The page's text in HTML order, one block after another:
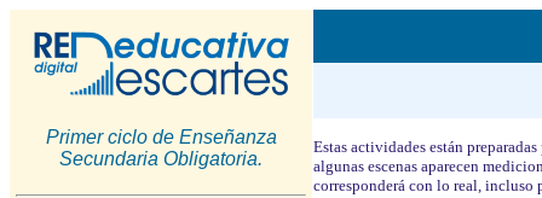
Primer ciclo de Enseñanza
Secundaria Obligatoria.
Estas actividades están
algunas escenas aparecen
corresponderá con lo real, incluso